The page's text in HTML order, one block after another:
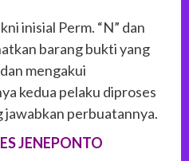
inisial Perm. “N” dan
barang bukti yang
mengakui
kedua pelaku diproses
perbuatannya.
JENEPONTO